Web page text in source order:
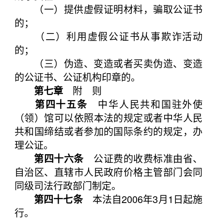
（一）提供虚假证明材料，骗取公证书
的；
（二）利用虚假公证书从事欺诈活动
的；
（三）伪造、变造或者买卖伪造、变造
的公证书、公证机构印章的。
第七章 附 则
第四十五条 中华人民共和国驻外使
（领）馆可以依照本法的规定或者中华人民
共和国缔结或者参加的国际条约的规定，办
理公证。
第四十六条公证费的收费标准由省、
自治区、直辖市人民政府价格主管部门会同
同级司法行政部门制定。
第四十七条本法自2006年3月1日起施
行。